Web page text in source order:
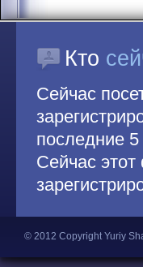
Кто
Сейчас
последние
Сейчас
© 2012 Copyright Yuriy